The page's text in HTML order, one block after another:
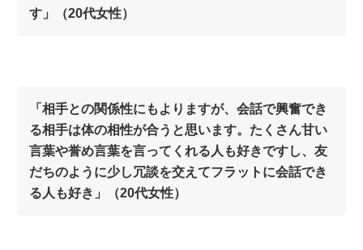
す」（20代女性）
「相手との関係性にもよりますが、会話で興奮でき
る相手は体の相性が合うと思います。たくさん甘い
言葉や誉め言葉を言ってくれる人も好きですし、友
だちのように少し冗談を交えてフラットに会話でき
る人も好き」（20代女性）